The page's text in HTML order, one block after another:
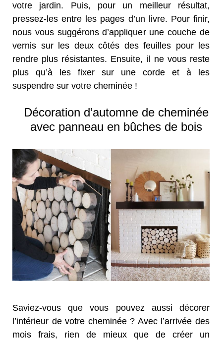
votre jardin. Puis, pour un meilleur résultat,
pressez-les entre les pages d’un livre. Pour finir,
nous vous suggérons d’appliquer une couche de
vernis sur les deux côtés des feuilles pour les
rendre plus résistantes. Ensuite, il ne vous reste
plus qu’à les fixer sur une corde et à les
suspendre sur votre cheminée !
Décoration d’automne de cheminée
avec panneau en bûches de bois
Saviez-vous que vous pouvez aussi décorer
l’intérieur de votre cheminée ? Avec l’arrivée des
mois frais, rien de mieux que de créer un